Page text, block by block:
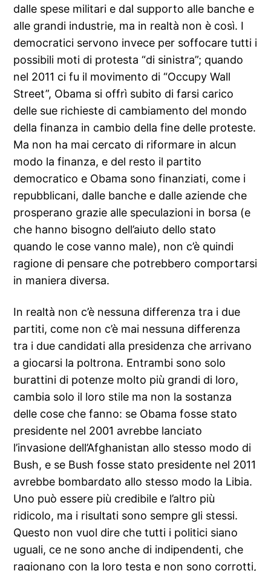
dalle spese militari e dal supporto alle banche e
alle grandi industrie, ma in realtà non è così. I
democratici servono invece per soffocare tutti i
possibili moti di protesta “di sinistra”; quando
nel 2011 ci fu il movimento di “Occupy Wall
Street”, Obama si offrì subito di farsi carico
delle sue richieste di cambiamento del mondo
della finanza in cambio della fine delle proteste.
Ma non ha mai cercato di riformare in alcun
modo la finanza, e del resto il partito
democratico e Obama sono finanziati, come i
repubblicani, dalle banche e dalle aziende che
prosperano grazie alle speculazioni in borsa (e
che hanno bisogno dell’aiuto dello stato
quando le cose vanno male), non c’è quindi
ragione di pensare che potrebbero comportarsi
in maniera diversa.
In realtà non c’è nessuna differenza tra i due
partiti, come non c’è mai nessuna differenza
tra i due candidati alla presidenza che arrivano
a giocarsi la poltrona. Entrambi sono solo
burattini di potenze molto più grandi di loro,
cambia solo il loro stile ma non la sostanza
delle cose che fanno: se Obama fosse stato
presidente nel 2001 avrebbe lanciato
l’invasione dell’Afghanistan allo stesso modo di
Bush, e se Bush fosse stato presidente nel 2011
avrebbe bombardato allo stesso modo la Libia.
Uno può essere più credibile e l’altro più
ridicolo, ma i risultati sono sempre gli stessi.
Questo non vuol dire che tutti i politici siano
uguali, ce ne sono anche di indipendenti, che
ragionano con la loro testa e non sono corrotti,